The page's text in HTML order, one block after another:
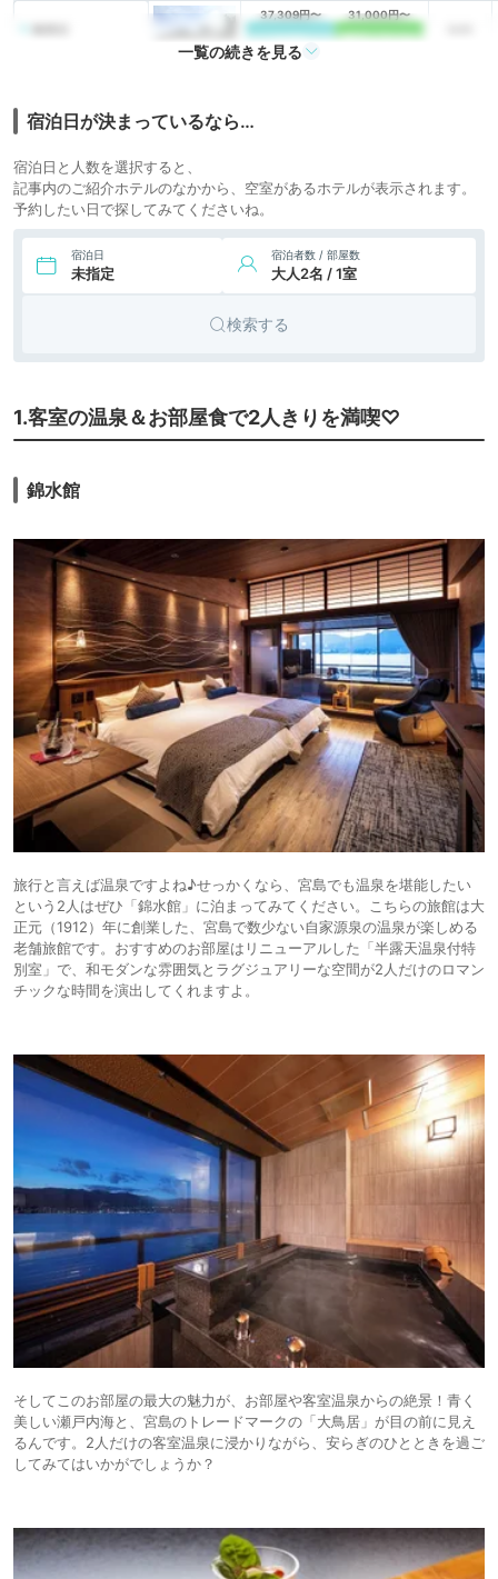
37,309円〜
icotto
31,000円〜
楽天トラベル
8.ホテル菊乃家
9.宮島シーサイドホテ
ル
icotto 楽天トラベル
10. 国民宿舎 みやじま
杜の宿
icotto
10,600円〜
楽天トラベル
一覧の続きを見る
宿泊日が決まっているなら…
宿泊日と人数を選択すると、
記事内のご紹介ホテルのなかから、空室があるホテルが表示されます。
予約したい日で探してみてくださいね。
宿泊日
未指定
宿泊者数 / 部屋数
大人2名 / 1室
検索する
1.客室の温泉＆お部屋食で2人きりを満喫♡
錦水館
旅行と言えば温泉ですよね♪せっかくなら、宮島でも温泉を堪能したい
という2人はぜひ「錦水館」に泊まってみてください。こちらの旅館は大
正元（1912）年に創業した、宮島で数少ない自家源泉の温泉が楽しめる
老舗旅館です。おすすめのお部屋はリニューアルした「半露天温泉付特
別室」で、和モダンな雰囲気とラグジュアリーな空間が2人だけのロマン
チックな時間を演出してくれますよ。
そしてこのお部屋の最大の魅力が、お部屋や客室温泉からの絶景！青く
美しい瀬戸内海と、宮島のトレードマークの「大鳥居」が目の前に見え
るんです。2人だけの客室温泉に浸かりながら、安らぎのひとときを過ご
してみてはいかがでしょうか？